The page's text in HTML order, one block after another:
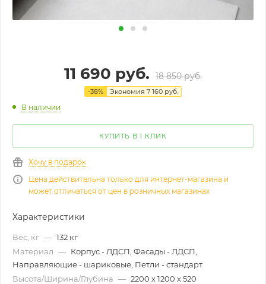
11 690 руб. 18 850руб.
-38% Экономия 7 160 руб.
В наличии
КУПИТЬ В 1 КЛИК
Хочу в подарок
Цена действительна только для интернет-магазина и
может отличаться от цен в розничных магазинах
Характеристики
Вес, кг — 132 кг
Материал — Корпус - ЛДСП, Фасады - ЛДСП,
Направляющие - шариковые, Петли - стандарт
Высота/Ширина/Глубина — 2200 х 1200 х 520